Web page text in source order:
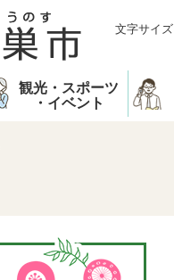
文字サイズ
観光・スポーツ
・イベント